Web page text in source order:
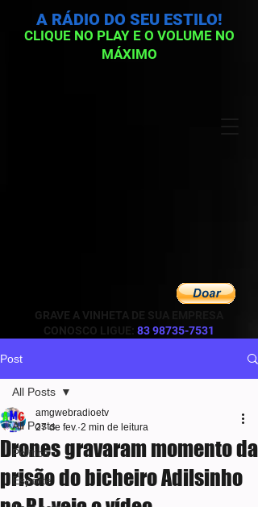
GRAVE A VINHETA DE SUA EMPRESA
CONOSCO LIGUE:
83 98735-7531
CLIQUE NO PLAY E O VOLUME NO
MÁXIMO
A RÁDIO DO SEU ESTILO!
Post
All Posts
Política
Esporte
All Posts
Drones gravaram momento da
prisão do bicheiro Adilsinho
amgwebradioetv
27 de fev. 2 min de leitura